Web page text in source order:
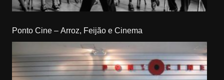
Ponto Cine – Arroz, Feijão e Cinema